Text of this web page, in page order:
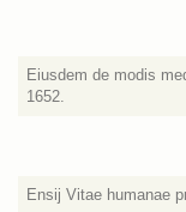
Eiusdem de modis
1652.
Ensij Vitae humanae